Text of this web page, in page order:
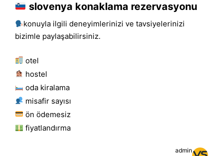
slovenya konaklama rezervasyonu
konuyla ilgili deneyimlerinizi ve tavsiyelerinizi
bizimle paylaşabilirsiniz.
otel
hostel
oda kiralama
misafir sayısı
ön ödemesiz
fiyatlandırma
admin